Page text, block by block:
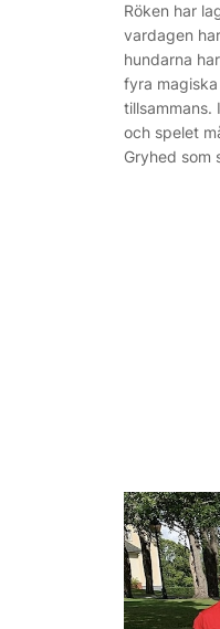
Röken har
vardagen
hundarna
fyra
tillsammans.
och spelet
Gryhed